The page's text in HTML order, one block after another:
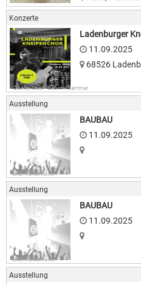
Konzerte
Quelle: User · Sabine Gantner
Ladenburger
11.09.2025
68526
Ausstellung
Bild: Kulturkurier
BAUBAU
11.09.2025
Ausstellung
Bild: Kulturkurier
BAUBAU
11.09.2025
Ausstellung